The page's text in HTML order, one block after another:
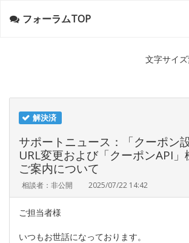
フォーラムTOP
文字サイズ
解決済
サポートニュース：「クーポン
URL変更および「クーポンAPI
ご案内について
相談者：非公開 2025/07/22 14:42
ご担当者様
いつもお世話になっております。